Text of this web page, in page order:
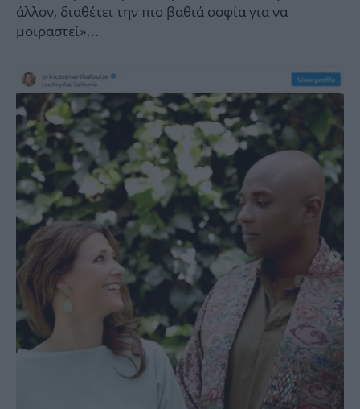
άλλον, διαθέτει την πιο βαθιά σοφία για να
μοιραστεί»…